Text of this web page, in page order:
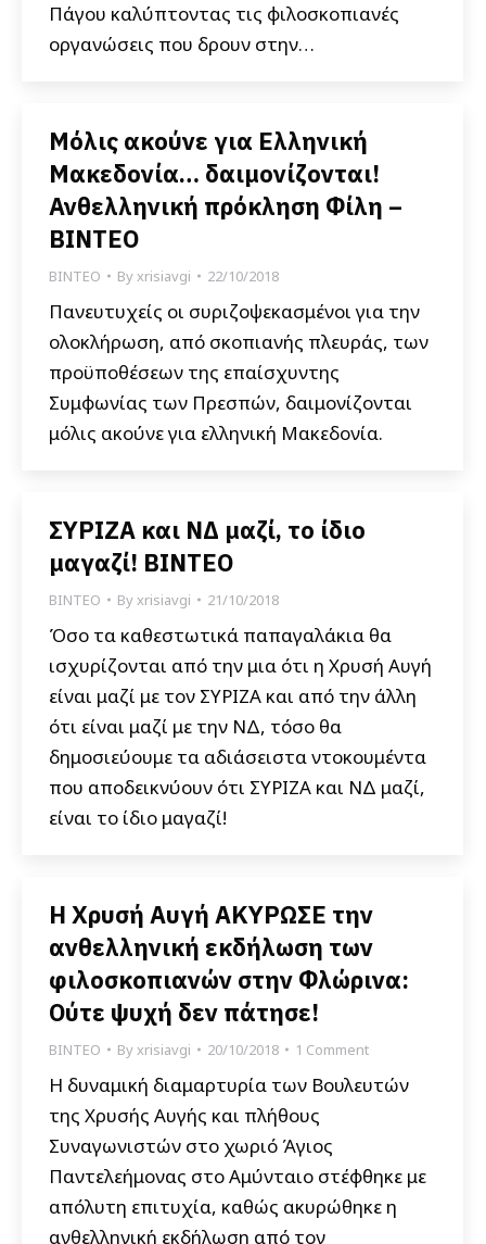
Πάγου καλύπτοντας τις φιλοσκοπιανές
οργανώσεις που δρουν στην…
Μόλις ακούνε για Ελληνική
Μακεδονία… δαιμονίζονται!
Ανθελληνική πρόκληση Φίλη –
ΒΙΝΤΕΟ
ΒΙΝΤΕΟ Byxrisiavgi 22/10/2018
Πανευτυχείς οι συριζοψεκασμένοι για την
ολοκλήρωση, από σκοπιανής πλευράς, των
προϋποθέσεων της επαίσχυντης
Συμφωνίας των Πρεσπών, δαιμονίζονται
μόλις ακούνε για ελληνική Μακεδονία.
ΣΥΡΙΖΑ και ΝΔ μαζί, το ίδιο
μαγαζί! ΒΙΝΤΕΟ
ΒΙΝΤΕΟ Byxrisiavgi 21/10/2018
Όσο τα καθεστωτικά παπαγαλάκια θα
ισχυρίζονται από την μια ότι η Χρυσή Αυγή
είναι μαζί με τον ΣΥΡΙΖΑ και από την άλλη
ότι είναι μαζί με την ΝΔ, τόσο θα
δημοσιεύουμε τα αδιάσειστα ντοκουμέντα
που αποδεικνύουν ότι ΣΥΡΙΖΑ και ΝΔ μαζί,
είναι το ίδιο μαγαζί!
Η Χρυσή Αυγή ΑΚΥΡΩΣΕ την
ανθελληνική εκδήλωση των
φιλοσκοπιανών στην Φλώρινα:
Ούτε ψυχή δεν πάτησε!
ΒΙΝΤΕΟ Byxrisiavgi 20/10/2018 1 Comment
Η δυναμική διαμαρτυρία των Βουλευτών
της Χρυσής Αυγής και πλήθους
Συναγωνιστών στο χωριό Άγιος
Παντελεήμονας στο Αμύνταιο στέφθηκε με
απόλυτη επιτυχία, καθώς ακυρώθηκε η
ανθελληνική εκδήλωση από τον